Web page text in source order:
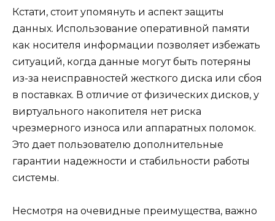
Кстати, стоит упомянуть и аспект защиты
данных. Использование оперативной памяти
как носителя информации позволяет избежать
ситуаций, когда данные могут быть потеряны
из-за неисправностей жесткого диска или сбоя
в поставках. В отличие от физических дисков, у
виртуального накопителя нет риска
чрезмерного износа или аппаратных поломок.
Это дает пользователю дополнительные
гарантии надежности и стабильности работы
системы.
Несмотря на очевидные преимущества, важно